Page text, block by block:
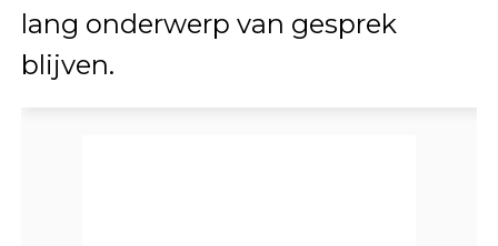
lang onderwerp van gesprek
blijven.